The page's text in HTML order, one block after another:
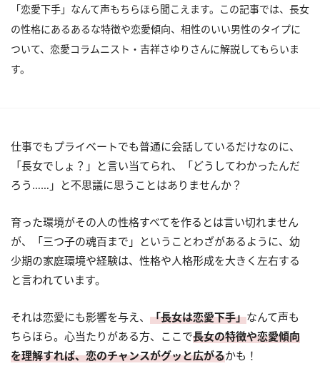
「恋愛下手」なんて声もちらほら聞こえます。この記事では、長女
の性格にあるあるな特徴や恋愛傾向、相性のいい男性のタイプに
ついて、恋愛コラムニスト・吉祥さゆりさんに解説してもらいま
す。
仕事でもプライベートでも普通に会話しているだけなのに、
「長女でしょ？」と言い当てられ、「どうしてわかったんだ
ろう……」と不思議に思うことはありませんか？
育った環境がその人の性格すべてを作るとは言い切れません
が、「三つ子の魂百まで」ということわざがあるように、幼
少期の家庭環境や経験は、性格や人格形成を大きく左右する
と言われています。
それは恋愛にも影響を与え、 「長女は恋愛下手」なんて声も
ちらほら。心当たりがある方、ここで長女の特徴や恋愛傾向
を理解すれば、恋のチャンスがグッと広がるかも！